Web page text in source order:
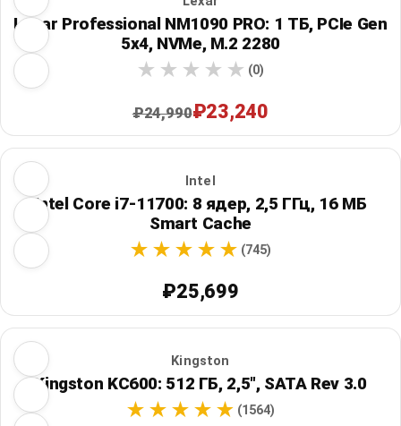
Lexar Professional NM1090 PRO: 1 ТБ, PCIe Gen
5x4, NVMe, M.2 2280
(0)
₽24,990₽23,240
Intel
Intel Core i7-11700: 8 ядер, 2,5 ГГц, 16 МБ
Smart Cache
(745)
₽25,699
Kingston
Kingston KC600: 512 ГБ, 2,5", SATA Rev 3.0
(1564)